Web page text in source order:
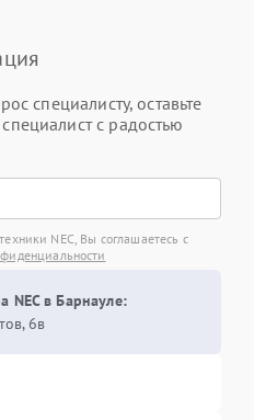
специалисту, оставьте
с радостью
NEC, Вы соглашаетесь с
NEC в Барнауле:
6в